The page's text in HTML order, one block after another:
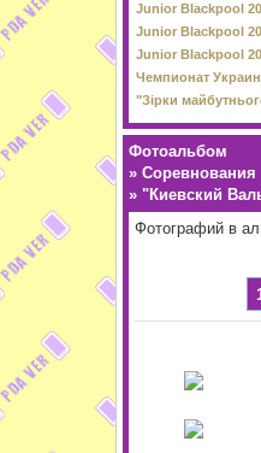
Junior Blackpool
Junior Blackpool
Junior Blackpool
Чемпионат
"Зірки
Фотоальбом
» Соревнования
» "Киевский
Фотографий в